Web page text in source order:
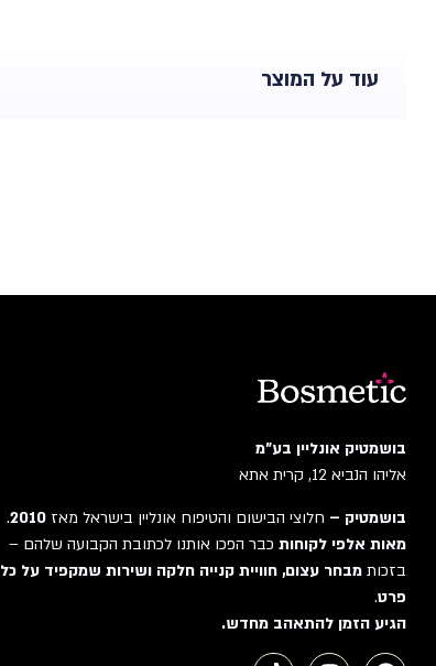
עוד על המוצר
בושמטיק אונליין בע"מ
אליהו הנביא 12, קרית אתא
בושמטיק – חלוצי הבישום והטיפוח אונליין בישראל מאז 2010
.
מאות אלפי לקוחות כבר הפכו אותנו לכתובת הקבועה שלהם –
בזכות מבחר עצום, חוויית קנייה חלקה ושירות שמקפיד על כל
פרט.
הגיע הזמן להתאהב מחדש.